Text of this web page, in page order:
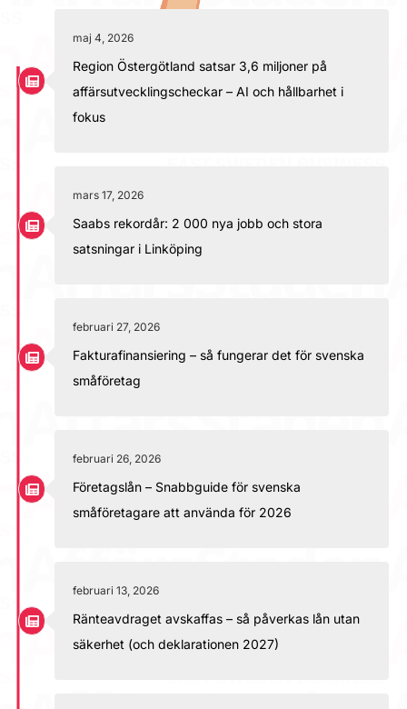
maj 4, 2026
Region Östergötland satsar 3,6 miljoner på
affärsutvecklingscheckar – AI och hållbarhet i
fokus
mars 17, 2026
Saabs rekordår: 2 000 nya jobb och stora
satsningar i Linköping
februari 27, 2026
Fakturafinansiering – så fungerar det för svenska
småföretag
februari 26, 2026
Företagslån – Snabbguide för svenska
småföretagare att använda för 2026
februari 13, 2026
Ränteavdraget avskaffas – så påverkas lån utan
säkerhet (och deklarationen 2027)